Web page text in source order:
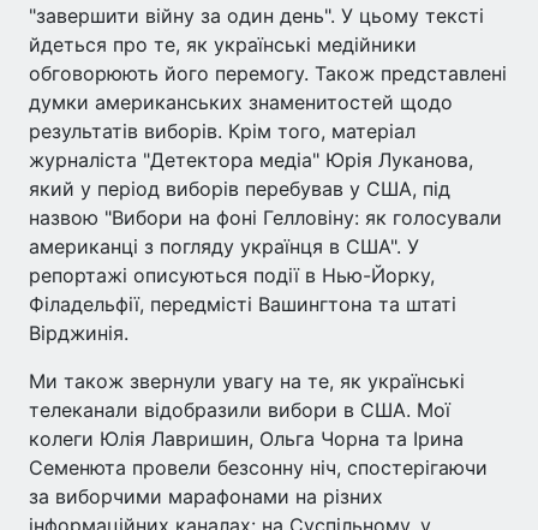
"завершити війну за один день". У цьому тексті
йдеться про те, як українські медійники
обговорюють його перемогу. Також представлені
думки американських знаменитостей щодо
результатів виборів. Крім того, матеріал
журналіста "Детектора медіа" Юрія Луканова,
який у період виборів перебував у США, під
назвою "Вибори на фоні Гелловіну: як голосували
американці з погляду українця в США". У
репортажі описуються події в Нью-Йорку,
Філадельфії, передмісті Вашингтона та штаті
Вірджинія.
Ми також звернули увагу на те, як українські
телеканали відобразили вибори в США. Мої
колеги Юлія Лавришин, Ольга Чорна та Ірина
Семенюта провели безсонну ніч, спостерігаючи
за виборчими марафонами на різних
інформаційних каналах: на Суспільному, у